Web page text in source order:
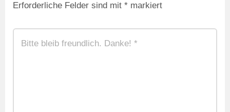
Erforderliche Felder sind mit * markiert